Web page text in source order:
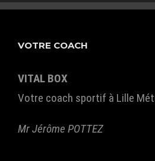
VOTRE COACH
VITAL BOX
Votre coach sportif à Lille
Mr Jérôme POTTEZ